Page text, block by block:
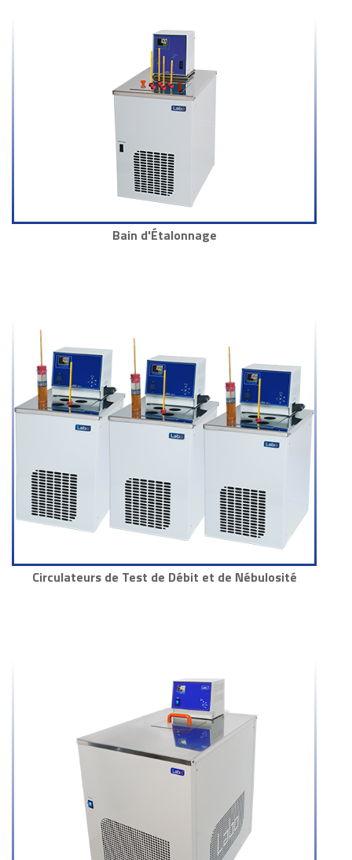
Bain d'Étalonnage
Circulateurs de Test de Débit et de Nébulosité